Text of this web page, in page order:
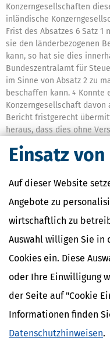
Einsatz
Auf dieser Website
Angebote zu
wirtschaftlich zu
Auswahl willigen Sie in
Cookies ein. Diese
oder Ihre Einwilligung
der Seite auf "Cookie
Informationen finden
Datenschutzhinweisen.
Konzerngesellschaften
inländische
Frist des Absatzes 6 Satz
sie den länderbezogenen
kann, so hat sie dies
Bundeszentralamt für
im Sinne von Absatz 2 zu
beschaffen kann. 4 Konnte
Konzerngesellschaft davon
Bericht fristgerecht
heraus, dass dies ohne
diese ihre Pflichten nach
erfüllen.
Die Sätze 1 bis
inländische Betriebsstätte
das als ausländische
einbezogene ausländische
Ein inländisches
anzugeben, ob es
1.
eine inländische
Absatz 1 ist,